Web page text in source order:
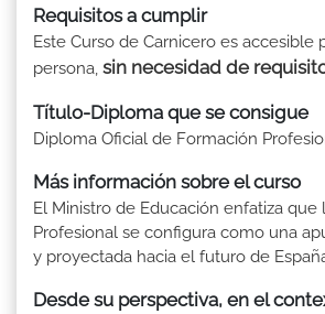
Requisitos a cumplir
Este Curso de Carnicero es accesible
persona, sin necesidad de
Título-Diploma que se consigue
Diploma Oficial de Formación
Más información sobre el curso
El Ministro de Educación enfatiza que
Profesional se configura como una
y proyectada hacia el futuro de
Desde su perspectiva, en el